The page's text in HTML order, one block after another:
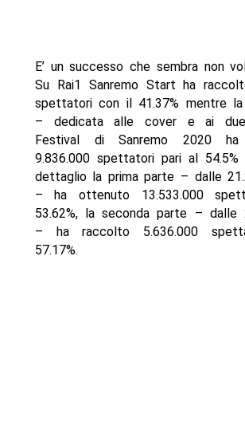
E’ un successo che sembra non
Su Rai1 Sanremo Start ha
spettatori con il 41.37% mentre
– dedicata alle cover e ai
Festival di Sanremo 2020 ha
9.836.000 spettatori pari al 54.5%
dettaglio la prima parte – dalle
– ha ottenuto 13.533.000
53.62%, la seconda parte – dalle
– ha raccolto 5.636.000
57.17%.